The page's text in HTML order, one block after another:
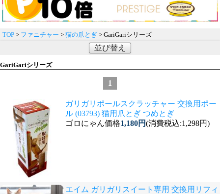
TOP > ファニチャー > 猫の爪とぎ > GariGariシリーズ
並び替え
GariGariシリーズ
1
ガリガリポールスクラッチャー 交換用ポー
ル (03793) 猫用爪とぎ つめとぎ
ゴロにゃん価格1,180円(消費税込:1,298円)
エイム ガリガリスイート専用 交換用リフィ